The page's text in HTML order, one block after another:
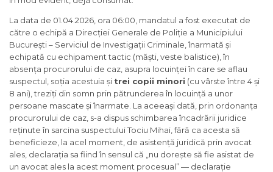
La data de 01.04.2026, ora 06:00, mandatul a fost executat de
către o echipă a Direcției Generale de Poliție a Municipiului
București – Serviciul de Investigații Criminale, înarmată și
echipată cu echipament tactic (măști, veste balistice), în
absența procurorului de caz, asupra locuinței în care se aflau
suspectul, soția acestuia și trei copii minori (cu vârste între 4 și
8 ani), treziți din somn prin pătrunderea în locuință a unor
persoane mascate și înarmate. La aceeași dată, prin ordonanța
procurorului de caz, s-a dispus schimbarea încadrării juridice
reținute în sarcina suspectului Tociu Mihai, fără ca acesta să
beneficieze, la acel moment, de asistență juridică prin avocat
ales, declarația sa fiind în sensul că „nu dorește să fie asistat de
un avocat ales la acest moment procesual” — declarație